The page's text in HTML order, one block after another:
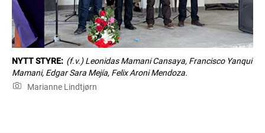
NYTT STYRE: (f.v.) Leonidas Mamani Cansaya, Francisco Yanqui
Mamani, Edgar Sara Mejía, Felix Aroni Mendoza.
Marianne Lindtjørn